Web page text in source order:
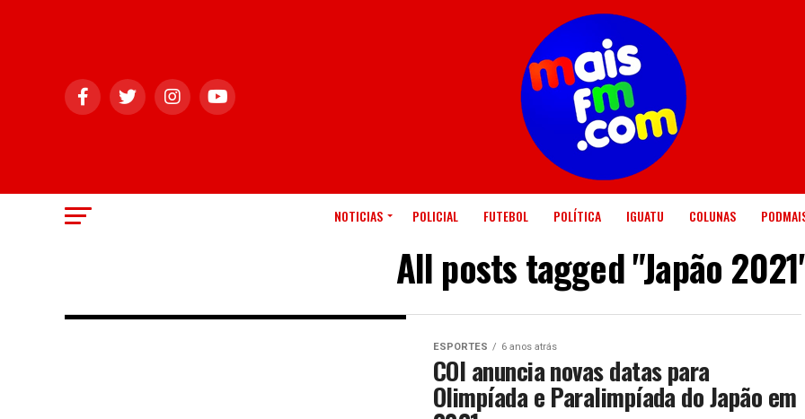
NOTICIAS POLICIAL FUTEBOL POLÍTICA IGUATU COLUNAS
All posts tagged "Japão
ESPORTES 6 anos atrás
COI anuncia novas datas para
Olimpíada e Paralimpíada do Japão em